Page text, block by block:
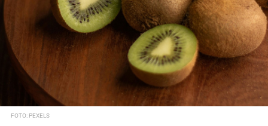
FOTO: PEXELS